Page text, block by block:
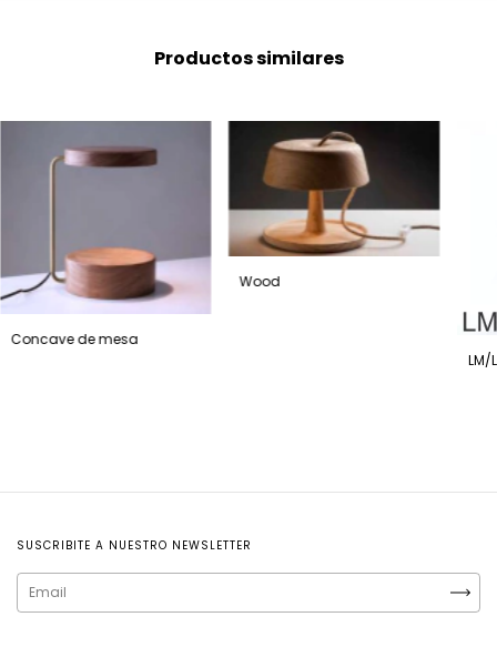
Productos similares
Concave de mesa
Wood
LM/
SUSCRIBITE A NUESTRO NEWSLETTER